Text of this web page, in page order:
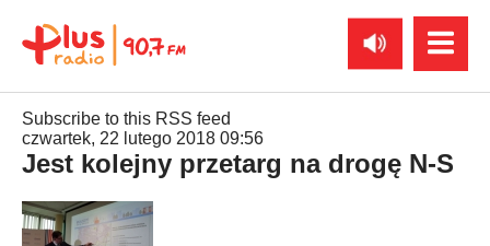
Subscribe to this RSS feed
czwartek, 22 lutego 2018 09:56
Jest kolejny przetarg na drogę N-S